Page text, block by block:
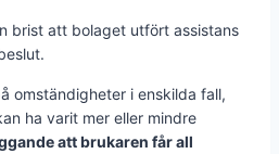
brist att bolaget utfört assistans
omständigheter i enskilda fall,
ha varit mer eller mindre
att brukaren får all